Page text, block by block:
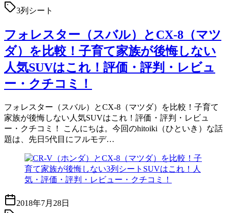
3列シート
フォレスター（スバル）とCX-8（マツ
ダ）を比較！子育て家族が後悔しない
人気SUVはこれ！評価・評判・レビュ
ー・クチコミ！
フォレスター（スバル）とCX-8（マツダ）を比較！子育て
家族が後悔しない人気SUVはこれ！評価・評判・レビュ
ー・クチコミ！ こんにちは。今回のhitoiki（ひといき）な話
題は、先日5代目にフルモデ…
2018年7月28日